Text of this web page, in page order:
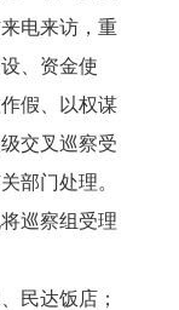
电来访 ， 重
、资金使
假、以权谋
交叉 巡察受
部门处理。
巡察组受理
民达饭店；